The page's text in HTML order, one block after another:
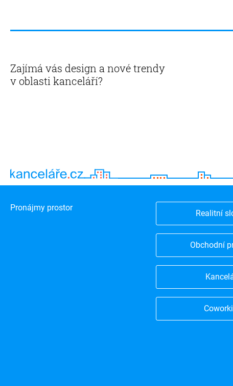
Zajímá vás design a nové trendy
v oblasti kanceláří?
Pronájmy prostor
Realitní
Obchodní